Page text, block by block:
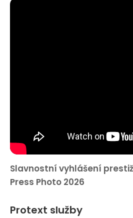
Slavnostní vyhlášení
Press Photo 2026
Protext služby